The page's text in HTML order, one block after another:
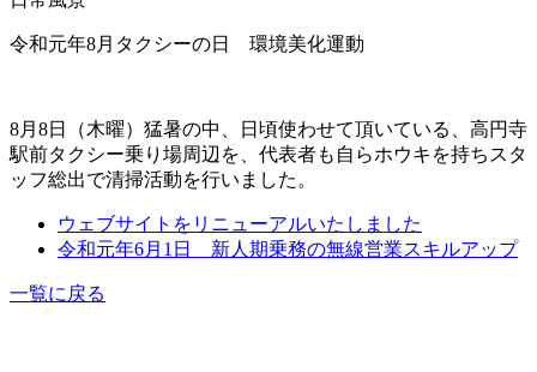
令和元年8月タクシーの日 環境美化運動
8月8日（木曜）猛暑の中、日頃使わせて頂いている、高円寺
駅前タクシー乗り場周辺を、代表者も自らホウキを持ちスタ
ッフ総出で清掃活動を行いました。
ウェブサイトをリニューアルいたしました
令和元年6月1日 新人期乗務の無線営業スキルアップ
一覧に戻る